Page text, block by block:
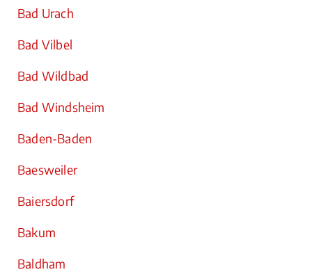
Bad Urach
Bad Vilbel
Bad Wildbad
Bad Windsheim
Baden-Baden
Baesweiler
Baiersdorf
Bakum
Baldham